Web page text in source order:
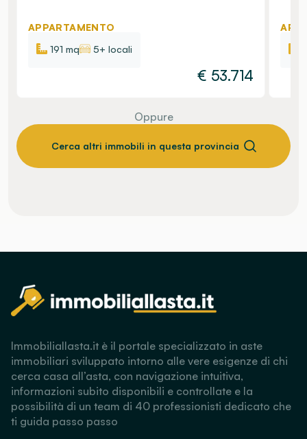
APPARTAMENTO
191 mq
5+ locali
€ 53.714
Oppure
Cerca altri immobili in questa provincia
Immobiliallasta.it è il portale specializzato in aste
immobiliari sviluppato intorno alle vere esigenze di chi
cerca casa all’asta, con navigazione intuitiva,
informazioni subito disponibili e controllate e la
possibilità di un team di 40 professionisti dedicato che
ti guida passo passo